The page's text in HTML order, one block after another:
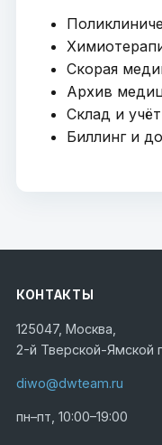
Скорая
Архив
Склад и
Биллинг и
КОНТАКТЫ
125047, Москва,
2-й Тверской-Ямской
diwo@dwteam.ru
пн–пт, 10:00–19:00